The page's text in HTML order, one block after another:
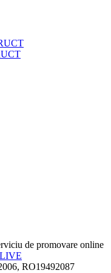
de promovare online
LIVE
RO19492087